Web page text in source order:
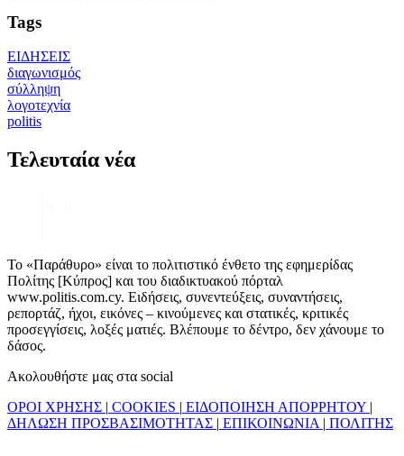
Tags
ΕΙΔΗΣΕΙΣ
διαγωνισμός
σύλληψη
λογοτεχνία
politis
Τελευταία νέα
Το «Παράθυρο» είναι το πολιτιστικό ένθετο της εφημερίδας
Πολίτης [Κύπρος] και του διαδικτυακού πόρταλ
www.politis.com.cy. Ειδήσεις, συνεντεύξεις, συναντήσεις,
ρεπορτάζ, ήχοι, εικόνες – κινούμενες και στατικές, κριτικές
προσεγγίσεις, λοξές ματιές. Βλέπουμε το δέντρο, δεν χάνουμε το
δάσος.
Ακολουθήστε μας στα social
ΟΡΟΙ ΧΡΗΣΗΣ | COOKIES | ΕΙΔΟΠΟΙΗΣΗ ΑΠΟΡΡΗΤΟΥ |
ΔΗΛΩΣΗ ΠΡΟΣΒΑΣΙΜΟΤΗΤΑΣ | ΕΠΙΚΟΙΝΩΝΙΑ | ΠΟΛΙΤΗΣ